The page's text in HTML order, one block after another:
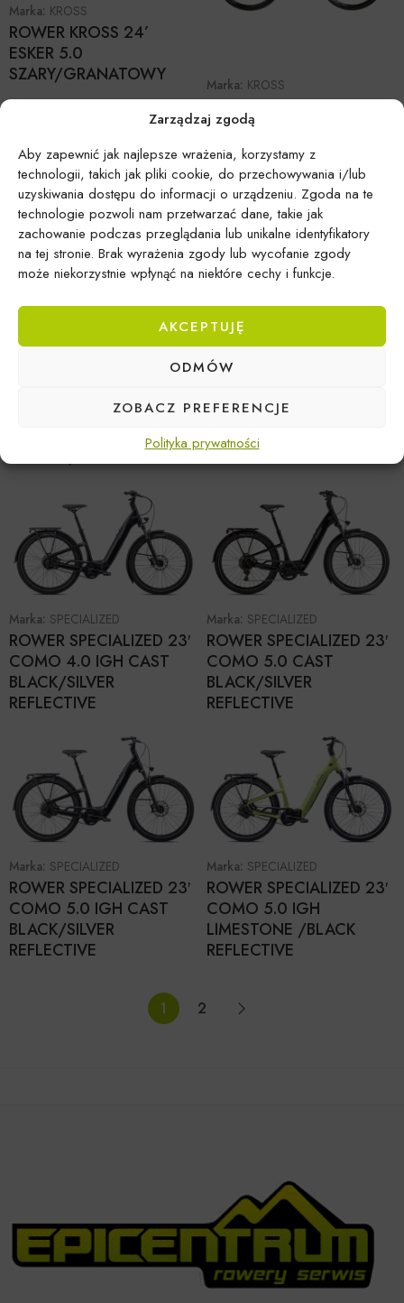
Zarządzaj zgodą
Aby zapewnić jak najlepsze wrażenia, korzystamy z
technologii, takich jak pliki cookie, do przechowywania i/lub
uzyskiwania dostępu do informacji o urządzeniu. Zgoda na te
technologie pozwoli nam przetwarzać dane, takie jak
zachowanie podczas przeglądania lub unikalne identyfikatory
na tej stronie. Brak wyrażenia zgody lub wycofanie zgody
może niekorzystnie wpłynąć na niektóre cechy i funkcje.
AKCEPTUJĘ
ODMÓW
ZOBACZ PREFERENCJE
Polityka prywatności
Marka: KROSS
ROWER KROSS 24’
ESKER 5.0
SZARY/GRANATOWY
Marka: KROSS
ROWER KROSS 24’
ESKER 6.0
KHAKI/ZIELONY
ROWER KROSS 24’
Marka:
ROWER KROSS 24’
TRANS 7.0
Marka: SPECIALIZED
ROWER SPECIALIZED 23′
COMO 4.0 IGH CAST
BLACK/SILVER
REFLECTIVE
Marka: SPECIALIZED
ROWER SPECIALIZED 23′
COMO 5.0 CAST
BLACK/SILVER
REFLECTIVE
Marka: SPECIALIZED
ROWER SPECIALIZED 23′
COMO 5.0 IGH CAST
BLACK/SILVER
REFLECTIVE
Marka: SPECIALIZED
ROWER SPECIALIZED 23′
COMO 5.0 IGH
LIMESTONE /BLACK
REFLECTIVE
1 2